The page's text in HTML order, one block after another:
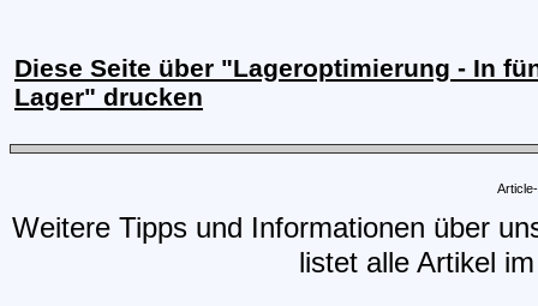
Diese Seite über "Lageroptimierung - In
Lager" drucken
Weitere Tipps und Informationen über
listet alle Artikel